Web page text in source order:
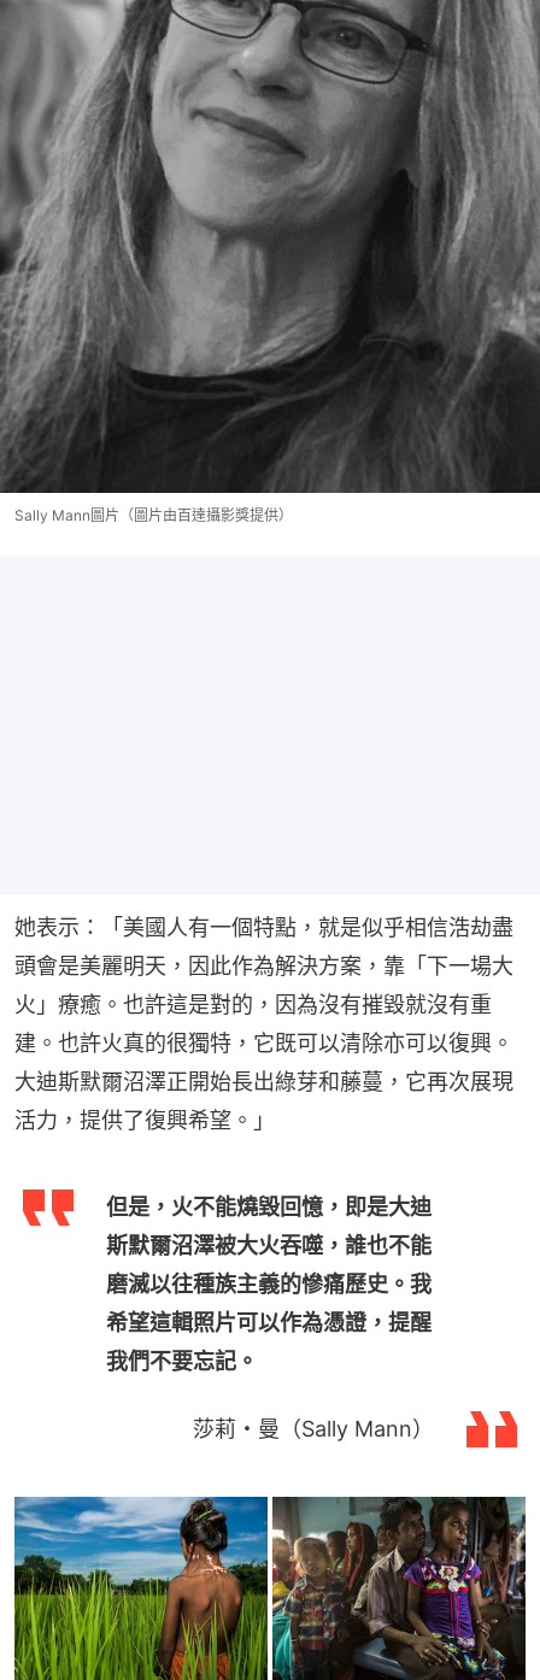
Sally Mann圖片（圖片由百達攝影獎提供）
她表示：「美國人有一個特點，就是似乎相信浩劫盡
頭會是美麗明天，因此作為解決方案，靠「下一場大
火」療癒。也許這是對的，因為沒有摧毀就沒有重
建。也許火真的很獨特，它既可以清除亦可以復興。
大迪斯默爾沼澤正開始長出綠芽和藤蔓，它再次展現
活力，提供了復興希望。」
但是，火不能燒毀回憶，即是大迪
斯默爾沼澤被大火吞噬，誰也不能
磨滅以往種族主義的慘痛歷史。我
希望這輯照片可以作為憑證，提醒
我們不要忘記。
莎莉・曼（Sally Mann）